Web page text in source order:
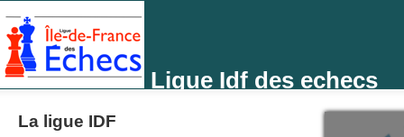
Ligue Idf des echecs
La ligue IDF